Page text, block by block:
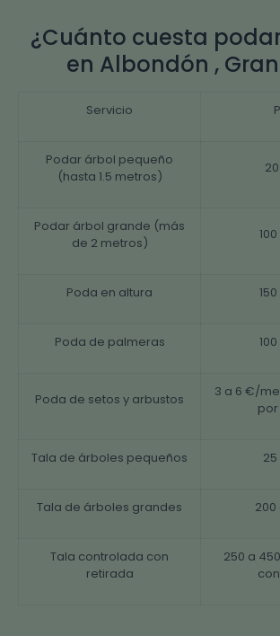
¿Cuánto cuesta
en Albondón ,
Servicio
Podar árbol pequeño
(hasta 1.5 metros)
Podar árbol grande (más
de 2 metros)
Poda en altura
Poda de palmeras
Poda de setos y arbustos
3 a 6 €/
Tala de árboles pequeños 25
Tala de árboles grandes 200
Tala controlada con
retirada
250 a